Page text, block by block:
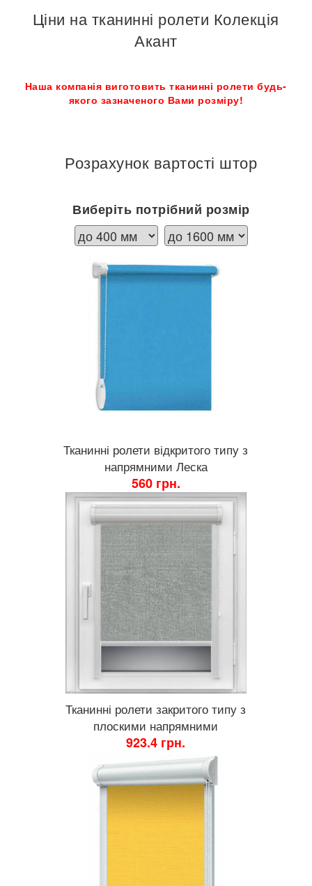
Ціни на тканинні ролети Колекція
Акант
Наша компанія виготовить тканинні ролети будь-
якого зазначеного Вами розміру!
Розрахунок вартості штор
Виберіть потрібний розмір
Тканинні ролети відкритого типу з
напрямними Леска
560 грн.
Тканинні ролети закритого типу з
плоскими напрямними
923.4 грн.